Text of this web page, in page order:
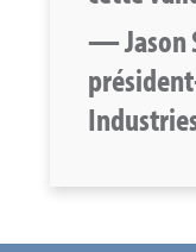
— Jason